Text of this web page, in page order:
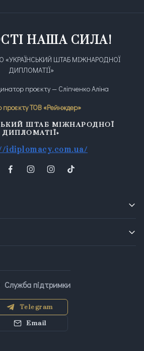
НАША СИЛА!
«УКРАЇНСЬКИЙ ШТАБ МІЖНАРОДНОЇ
ДИПЛОМАТІЇ»
проєкту — Сліпченко Аліна
проєкту ТОВ «Рейнждер»
ШТАБ МІЖНАРОДНОЇ
ДИПЛОМАТІЇ»
idiplomacy.com.ua/
Служба підтримки
Telegram
Email